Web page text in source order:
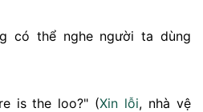
có thể nghe người ta dùng
is the loo?" (Xin lỗi, nhà vệ